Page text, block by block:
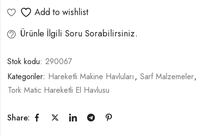
Add to wishlist
Ürünle İlgili Soru Sorabilirsiniz.
Stok kodu: 290067
Kategoriler: Hareketli Makine Havluları, Sarf Malzemeler,
Tork Matic Hareketli El Havlusu
Share: